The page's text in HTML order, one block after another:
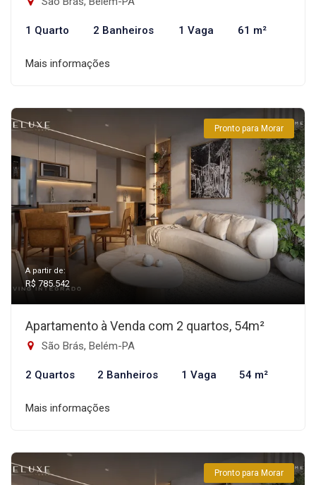
1 Quarto 2 Banheiros 1 Vaga 61 m²
Mais informações
Pronto para Morar
A partir de:
R$ 785.542
Apartamento à Venda com 2 quartos, 54m²
São Brás, Belém-PA
2 Quartos 2 Banheiros 1 Vaga 54 m²
Mais informações
Pronto para Morar